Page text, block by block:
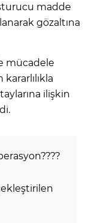
madde
gözaltına
mücadele
ilişkin